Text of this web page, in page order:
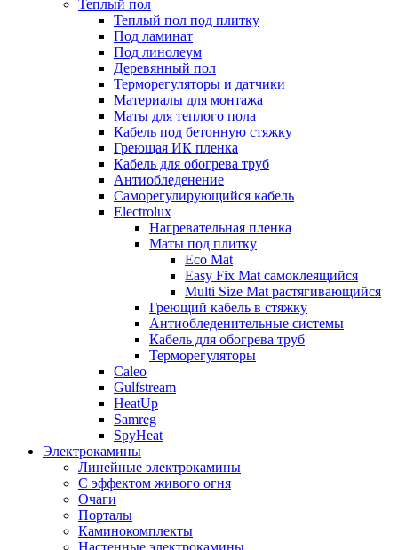
Теплый пол
Теплый пол под плитку
Под ламинат
Под линолеум
Деревянный пол
Терморегуляторы и датчики
Материалы для монтажа
Маты для теплого пола
Кабель под бетонную стяжку
Греющая ИК пленка
Кабель для обогрева труб
Антиобледенение
Саморегулирующийся кабель
Electrolux
Нагревательная пленка
Маты под плитку
Eco Mat
Easy Fix Mat самоклеящийся
Multi Size Mat растягивающийся
Греющий кабель в стяжку
Антиобледенительные системы
Кабель для обогрева труб
Терморегуляторы
Caleo
Gulfstream
HeatUp
Samreg
SpyHeat
Электрокамины
Линейные электрокамины
С эффектом живого огня
Очаги
Порталы
Каминокомплекты
Настенные электрокамины